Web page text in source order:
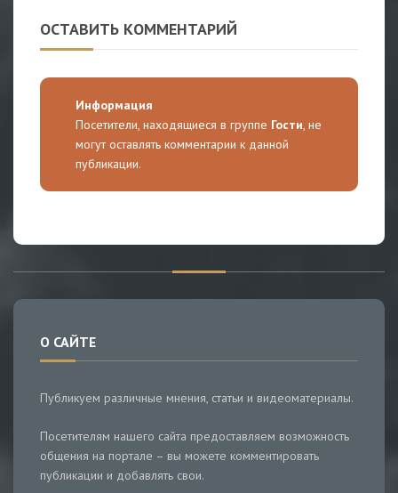
ОСТАВИТЬ КОММЕНТАРИЙ
Информация
Посетители, находящиеся в группе Гости, не
могут оставлять комментарии к данной
публикации.
О САЙТЕ
Публикуем различные мнения, статьи и видеоматериалы.
Посетителям нашего сайта предоставляем возможность
общения на портале – вы можете комментировать
публикации и добавлять свои.